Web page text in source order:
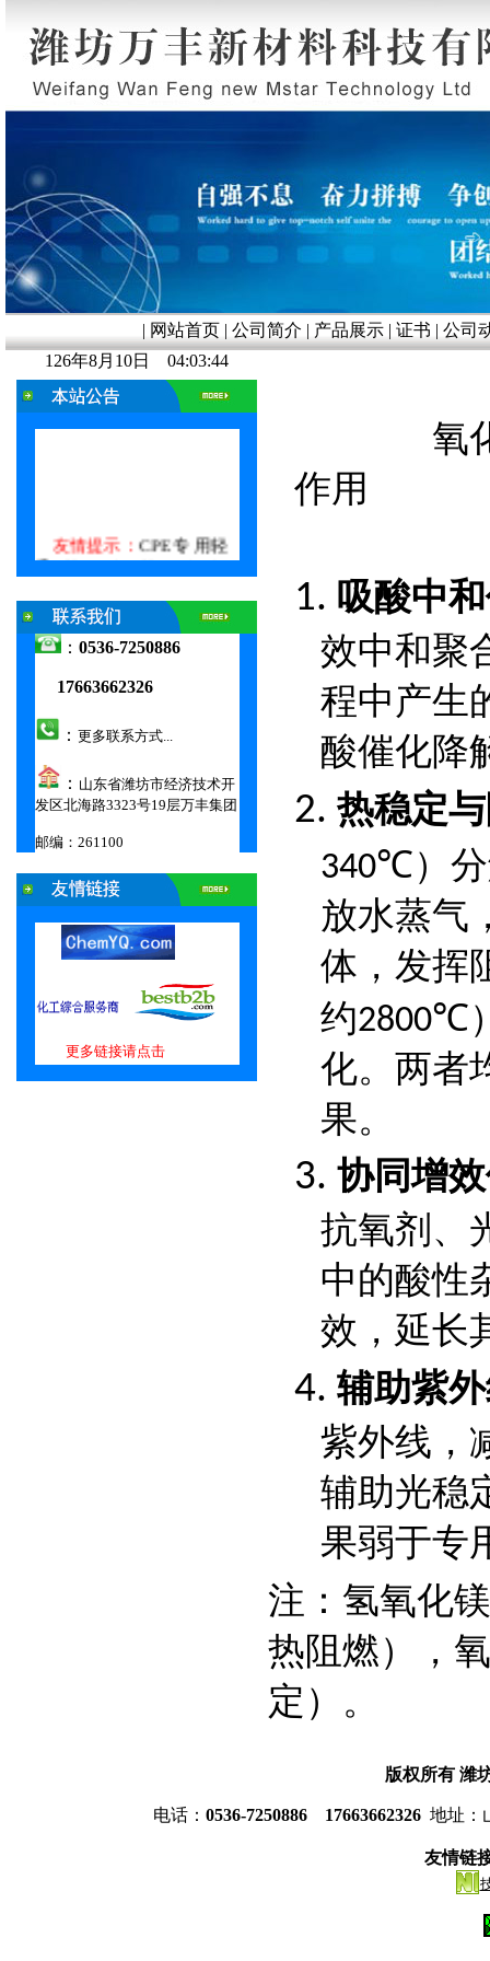
| 网站首页| 公司简介 | 产品展示| 证书 | 公司
126年8月10日 04:03:45
友情提示：
CPE专 用轻
质活性氧化镁 改性氧化镁阻燃
剂、活性氢氧化铝、无机复合阻
燃剂、消烟剂、导热剂、氢氧化
镁阻燃剂、六角片氢氧化镁、镁
铝水滑石
————为我公司主打产
品，欢迎订购！
： 0536-7250886
17663662326
： 更多联系方式...
： 山东省潍坊市经济技术开
发区北海路3323号19层万丰集团
邮编：261100
更多链接请点击
氧
作用
1. 吸酸中
效中和聚
程中产生
酸催化降
2. 热稳定
340℃ ）
放水蒸气
体，发挥
约2800℃
化。两者
果。
3. 协同增
抗氧剂、
中的酸性
效，延长
4. 辅助紫
紫外线，
辅助光稳
果弱于专
注：氢氧化
热阻燃），
定）。
版权所有 潍
电话： 0536-7250886 17663662326 地址：
友情链